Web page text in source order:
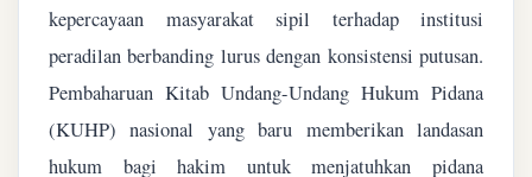
kepercayaan masyarakat sipil terhadap institusi
peradilan berbanding lurus dengan konsistensi putusan.
Pembaharuan Kitab Undang-Undang Hukum Pidana
(KUHP) nasional yang baru memberikan landasan
hukum bagi hakim untuk menjatuhkan pidana